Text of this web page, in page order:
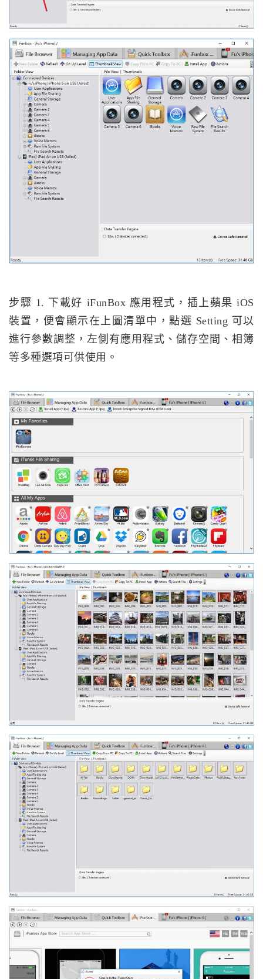
步驟 1. 下載好 iFunBox 應用程式，插上蘋果 iOS
裝置，便會顯示在上圖清單中，點選 Setting 可以
進行參數調整，左側有應用程式、儲存空間、相簿
等多種選項可供使用。